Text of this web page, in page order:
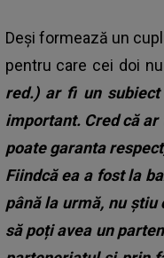
Deși formează un
pentru care cei doi
red.) ar fi un
important. Cred că
poate garanta
Fiindcă ea a fost la
până la urmă, nu
să poți avea un